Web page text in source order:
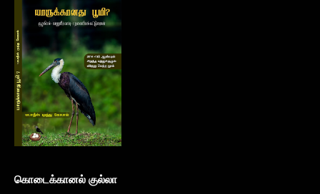
கொடைக்கானல் குல்லா